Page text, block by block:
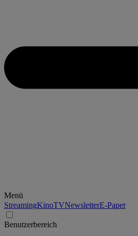
Menü
StreamingKinoTVNewsletterE-Paper
Benutzerbereich